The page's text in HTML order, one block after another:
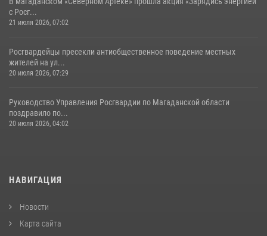
с Росг...
21 июля 2026, 07:02
Росгвардейцы пресекли антиобщественное поведение местных
жителей на ул...
20 июля 2026, 07:29
Руководство Управления Росгвардии по Магаданской области
поздравило по...
20 июля 2026, 04:02
НАВИГАЦИЯ
Новости
Карта сайта